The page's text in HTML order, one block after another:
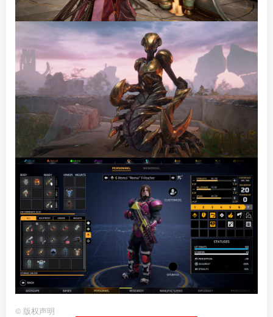
© 版权声明